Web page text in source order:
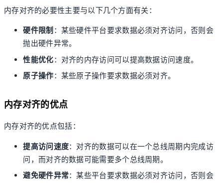
内存对齐的必要性主要与以下几个方面有关：
硬件限制 ：某些硬件平台要求数据必须对齐访问，否则会
抛出硬件异常。
性能优化：对齐的内存访问可以提高数据访问速度。
原子操作：某些原子操作要求数据必须对齐。
内存对齐的优点
内存对齐的优点包括：
提高访问速度：对齐的数据可以在一个总线周期内完成访
问，而对齐的数据可能需要多个总线周期。
避免硬件异常：某些平台要求数据必须对齐访问，否则会